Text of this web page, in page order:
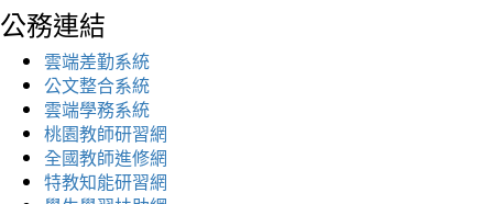
公務連結
雲端差勤系統
公文整合系統
雲端學務系統
桃園教師研習網
全國教師進修網
特教知能研習網